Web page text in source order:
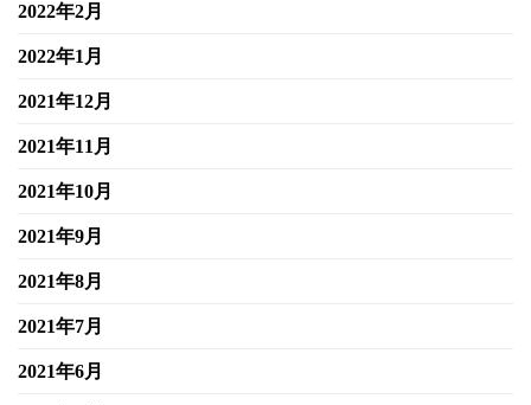
2022年2月
2022年1月
2021年12月
2021年11月
2021年10月
2021年9月
2021年8月
2021年7月
2021年6月